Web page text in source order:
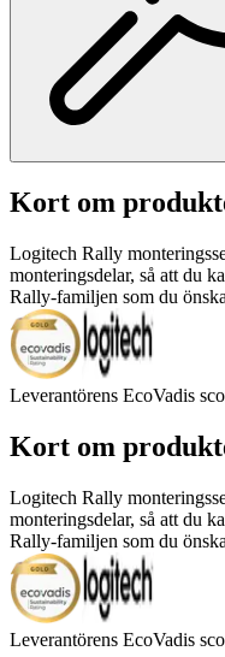
Kort om
Logitech Rally
monteringsdelar, så att du
Rally-familjen som du
Leverantörens EcoVadis
Kort om
Logitech Rally
monteringsdelar, så att du
Rally-familjen som du
Leverantörens EcoVadis